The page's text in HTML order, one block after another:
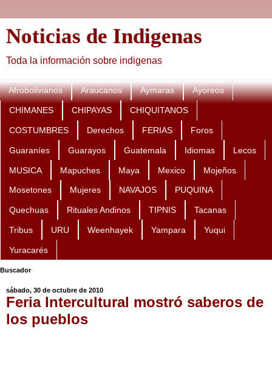
Noticias de Indigenas
Toda la información sobre indigenas
Afrobolivianos Araucanos Aymaras Ayoreos
CHIMANES CHIPAYAS CHIQUITANOS
COSTUMBRES Derechos FERIAS Foros
Guaraníes Guarayos Guatemala Idiomas Lecos
MUSICA Mapuches Maya Mexico Mojeños
Mosetones Mujeres NAVAJOS PUQUINA
Quechuas Rituales Andinos TIPNIS Tacanas
Tribus URU Weenhayek Yampara Yuqui
Yuracarés
Buscador
sábado, 30 de octubre de 2010
Feria Intercultural mostró saberos de
los pueblos